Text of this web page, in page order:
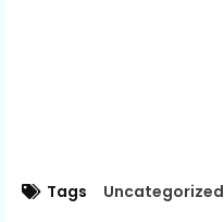
Tags Uncategorized